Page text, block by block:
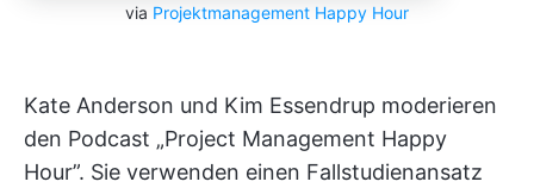
via Projektmanagement Happy Hour
Kate Anderson und Kim Essendrup moderieren
den Podcast „Project Management Happy
Hour”. Sie verwenden einen Fallstudienansatz